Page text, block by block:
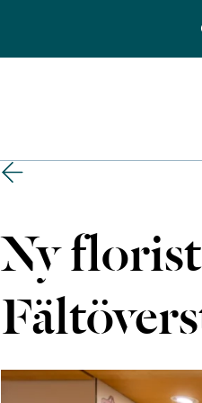
Ny